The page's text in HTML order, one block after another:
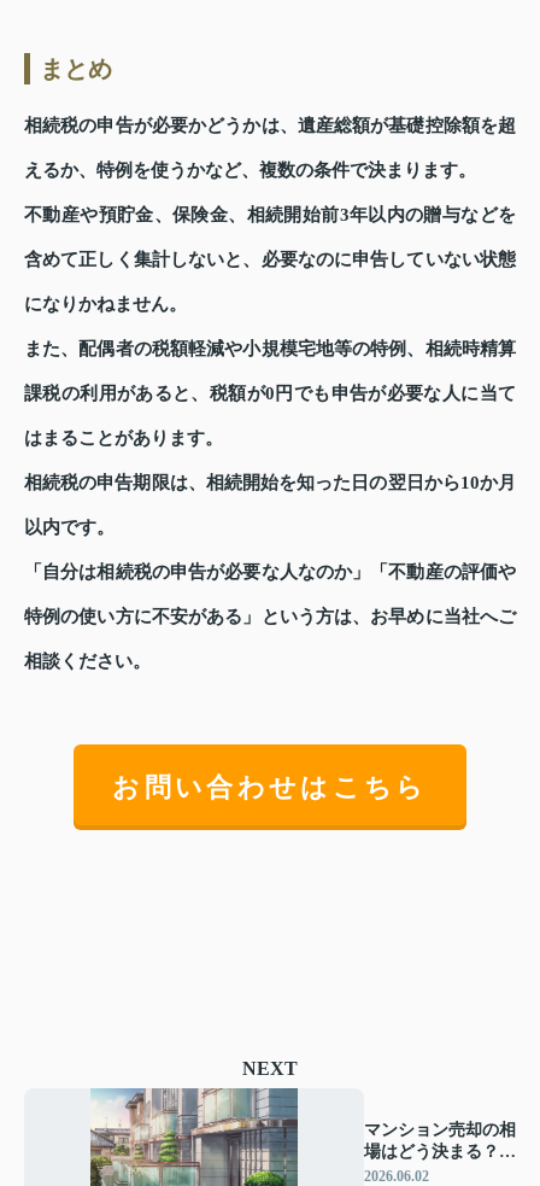
まとめ
相続税の申告が必要かどうかは、遺産総額が基礎控除額を超
えるか、特例を使うかなど、複数の条件で決まります。
不動産や預貯金、保険金、相続開始前3年以内の贈与などを
含めて正しく集計しないと、必要なのに申告していない状態
になりかねません。
また、配偶者の税額軽減や小規模宅地等の特例、相続時精算
課税の利用があると、税額が0円でも申告が必要な人に当て
はまることがあります。
相続税の申告期限は、相続開始を知った日の翌日から10か月
以内です。
「自分は相続税の申告が必要な人なのか」「不動産の評価や
特例の使い方に不安がある」という方は、お早めに当社へご
相談ください。
お問い合わせはこちら
NEXT
マンション売却の相
場はどう決まる？失
敗しない調べ方と価
2026.06.02